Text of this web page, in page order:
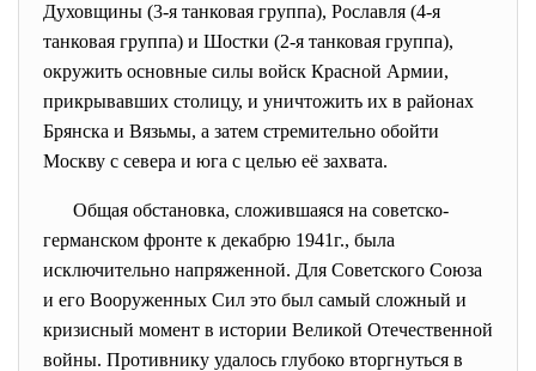
Духовщины (3-я танковая группа), Рославля (4-я
танковая группа) и Шостки (2-я танковая группа),
окружить основные силы войск Красной Армии,
прикрывавших столицу, и уничтожить их в районах
Брянска и Вязьмы, а затем стремительно обойти
Москву с севера и юга с целью её захвата.
Общая обстановка, сложившаяся на советско-
германском фронте к декабрю 1941г., была
исключительно напряженной. Для Советского Союза
и его Вооруженных Сил это был самый сложный и
кризисный момент в истории Великой Отечественной
войны. Противнику удалось глубоко вторгнуться в